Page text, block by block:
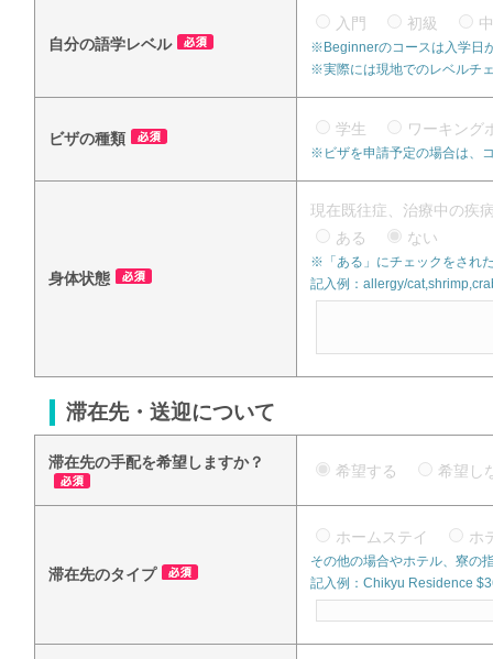
自分の語学レベル
入門 初級
※Beginnerのコースは入学日
※実際には現地でのレベルチ
ビザの種類
学生 ワーキン
※ビザを申請予定の場合は、
身体状態
現在既往症、治療中の疾
ある
ない
※「ある」にチェックをされ
記入例：allergy/
滞在先・送迎について
滞在先の手配を希望しますか？ 希望する 希望
滞在先のタイプ
ホームステイ ホ
その他の場合やホテル、寮の
記入例：Chikyu Residence